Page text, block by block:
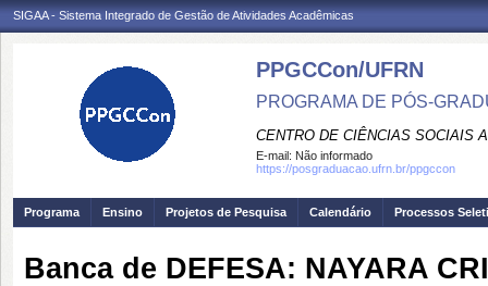
SIGAA - Sistema Integrado de Gestão de Atividades Acadêmicas
PPGCCon/UFRN
PROGRAMA DE PÓS-
CENTRO DE CIÊNCIAS SOCIAIS
E-mail: Não informado
https://posgraduacao.ufrn.br/ppgccon
Programa Ensino Projetos de Pesquisa Calendário Processos
Banca de DEFESA: NAYARA